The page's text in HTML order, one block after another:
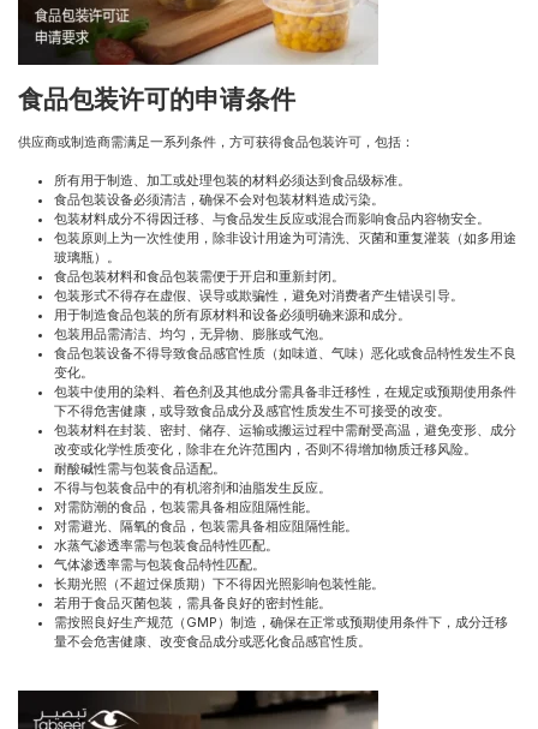
食品包装许可的申请条件
供应商或制造商需满足一系列条件，方可获得食品包装许可，包括：
所有用于制造、加工或处理包装的材料必须达到食品级标准。
食品包装设备必须清洁，确保不会对包装材料造成污染。
包装材料成分不得因迁移、与食品发生反应或混合而影响食品内容物安全。
包装原则上为一次性使用，除非设计用途为可清洗、灭菌和重复灌装（如多用途
玻璃瓶）。
食品包装材料和食品包装需便于开启和重新封闭。
包装形式不得存在虚假、误导或欺骗性，避免对消费者产生错误引导。
用于制造食品包装的所有原材料和设备必须明确来源和成分。
包装用品需清洁、均匀，无异物、膨胀或气泡。
食品包装设备不得导致食品感官性质（如味道、气味）恶化或食品特性发生不良
变化。
包装中使用的染料、着色剂及其他成分需具备非迁移性，在规定或预期使用条件
下不得危害健康，或导致食品成分及感官性质发生不可接受的改变。
包装材料在封装、密封、储存、运输或搬运过程中需耐受高温，避免变形、成分
改变或化学性质变化，除非在允许范围内，否则不得增加物质迁移风险。
耐酸碱性需与包装食品适配。
不得与包装食品中的有机溶剂和油脂发生反应。
对需防潮的食品，包装需具备相应阻隔性能。
对需避光、隔氧的食品，包装需具备相应阻隔性能。
水蒸气渗透率需与包装食品特性匹配。
气体渗透率需与包装食品特性匹配。
长期光照（不超过保质期）下不得因光照影响包装性能。
若用于食品灭菌包装，需具备良好的密封性能。
需按照良好生产规范（GMP）制造，确保在正常或预期使用条件下，成分迁移
量不会危害健康、改变食品成分或恶化食品感官性质。